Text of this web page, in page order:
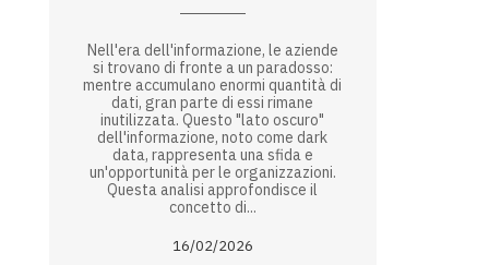
Nell'era dell'informazione, le aziende
si trovano di fronte a un paradosso:
mentre accumulano enormi quantità di
dati, gran parte di essi rimane
inutilizzata. Questo "lato oscuro"
dell'informazione, noto come dark
data, rappresenta una sfida e
un'opportunità per le organizzazioni.
Questa analisi approfondisce il
concetto di...
16/02/2026